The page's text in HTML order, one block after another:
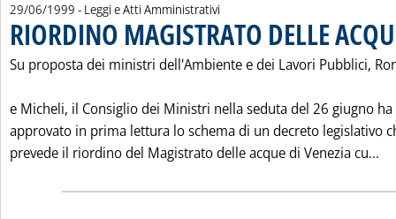
29/06/1999 - Leggi e Atti Amministrativi
RIORDINO MAGISTRATO DELLE
Su proposta dei ministri dell'Ambiente e dei Lavori Pubblici,
e Micheli, il Consiglio dei Ministri nella seduta del 26 giugno ha
approvato in prima lettura lo schema di un decreto legislativo
prevede il riordino del Magistrato delle acque di Venezia cu...